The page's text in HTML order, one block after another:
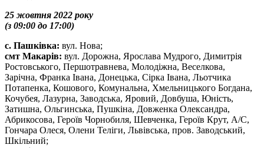
25 жовтня 2022 року
(з 09:00 до 17:00)
с. Пашківка: вул. Нова;
смт Макарів: вул. Дорожна, Ярослава Мудрого, Димитрія
Ростовського, Першотравнева, Молодіжна, Веселкова,
Зарічна, Франка Івана, Донецька, Сірка Івана, Льотчика
Потапенка, Кошового, Комунальна, Хмельницького Богдана,
Кочубея, Лазурна, Заводська, Яровий, Довбуша, Юність,
Затишна, Ольгинська, Пушкіна, Довженка Олександра,
Абрикосова, Героїв Чорнобиля, Шевченка, Героїв Крут, А/С,
Гончара Олеся, Олени Теліги, Львівська, пров. Заводський,
Шкільний;